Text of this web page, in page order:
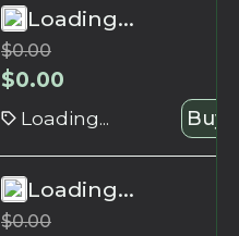
Loading...
$0.00
$0.00
Loading... Buy
Loading...
$0.00